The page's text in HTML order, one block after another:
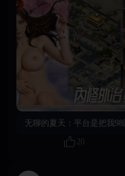
补偿内容包含： 金币×500、辎重自选
面，点击左上角角色头像，
长期有效，无使用期限限制
18Game官方团队 2026年5月27
无聊的夏天： 平台是把我
20